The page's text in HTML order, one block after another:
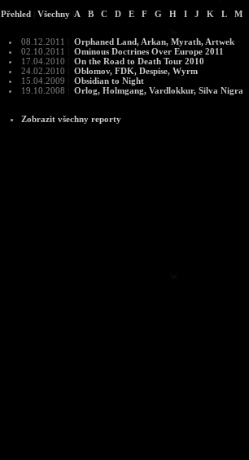
Přehled Všechny A B C D E F G H I J K L M
08.12.2011
Orphaned Land, Arkan, Myrath, Artwek
02.10.2011
Ominous Doctrines Over Europe 2011
17.04.2010
On the Road to Death Tour 2010
24.02.2010
Oblomov, FDK, Despise, Wyrm
15.04.2009
Obsidian to Night
19.10.2008
Orlog, Holmgang, Vardlokkur, Silva Nigra
Zobrazit všechny reporty